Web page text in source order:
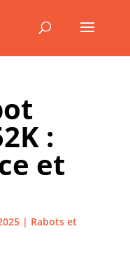
:
et
| Rabots et